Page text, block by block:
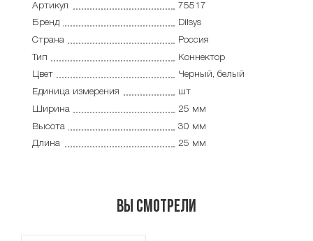
Артикул
75517
Бренд
Dilsys
Страна
Россия
Тип
Коннектор
Цвет
Черный, белый
Единица измерения
шт
Ширина
25 мм
Высота
30 мм
Длина
25 мм
Вы смотрели